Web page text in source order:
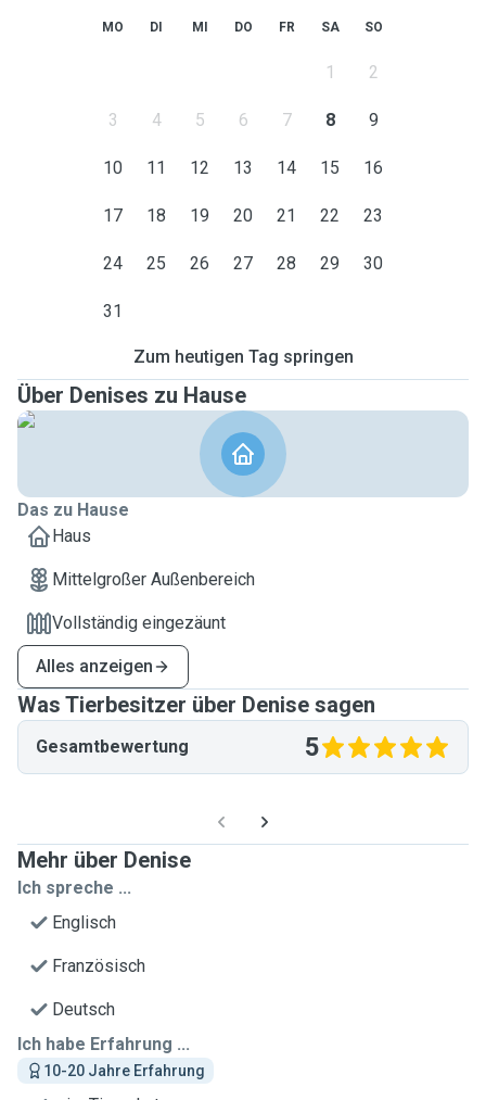
MO DI MI DO FR SA SO
1 2
3 4 5 6 7 8 9
10 11 12 13 14 15 16
17 18 19 20 21 22 23
24 25 26 27 28 29 30
31
Zum heutigen Tag springen
Über Denises zu Hause
Das zu Hause
Haus
Mittelgroßer Außenbereich
Vollständig eingezäunt
Alles anzeigen
Was Tierbesitzer über Denise sagen
Gesamtbewertung 5
Mehr über Denise
Ich spreche ...
Englisch
Französisch
Deutsch
Ich habe Erfahrung ...
10-20 Jahre Erfahrung